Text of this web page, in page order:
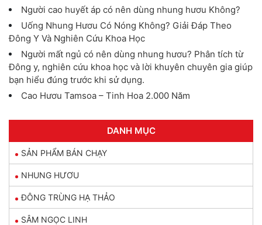
Người cao huyết áp có nên dùng nhung hươu Không?
Uống Nhung Hươu Có Nóng Không? Giải Đáp Theo
Đông Y Và Nghiên Cứu Khoa Học
Người mất ngủ có nên dùng nhung hươu? Phân tích từ
Đông y, nghiên cứu khoa học và lời khuyên chuyên gia giúp
bạn hiểu đúng trước khi sử dụng.
Cao Hươu Tamsoa – Tinh Hoa 2.000 Năm
DANH MỤC
SẢN PHẨM BÁN CHẠY
NHUNG HƯƠU
ĐÔNG TRÙNG HẠ THẢO
SÂM NGỌC LINH